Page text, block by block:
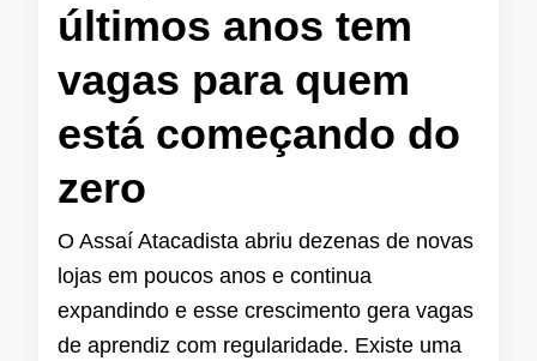
últimos anos tem
vagas para quem
está começando do
zero
O Assaí Atacadista abriu dezenas de novas
lojas em poucos anos e continua
expandindo e esse crescimento gera vagas
de aprendiz com regularidade. Existe uma